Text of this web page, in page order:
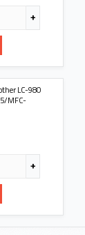
LC-980
MFC-